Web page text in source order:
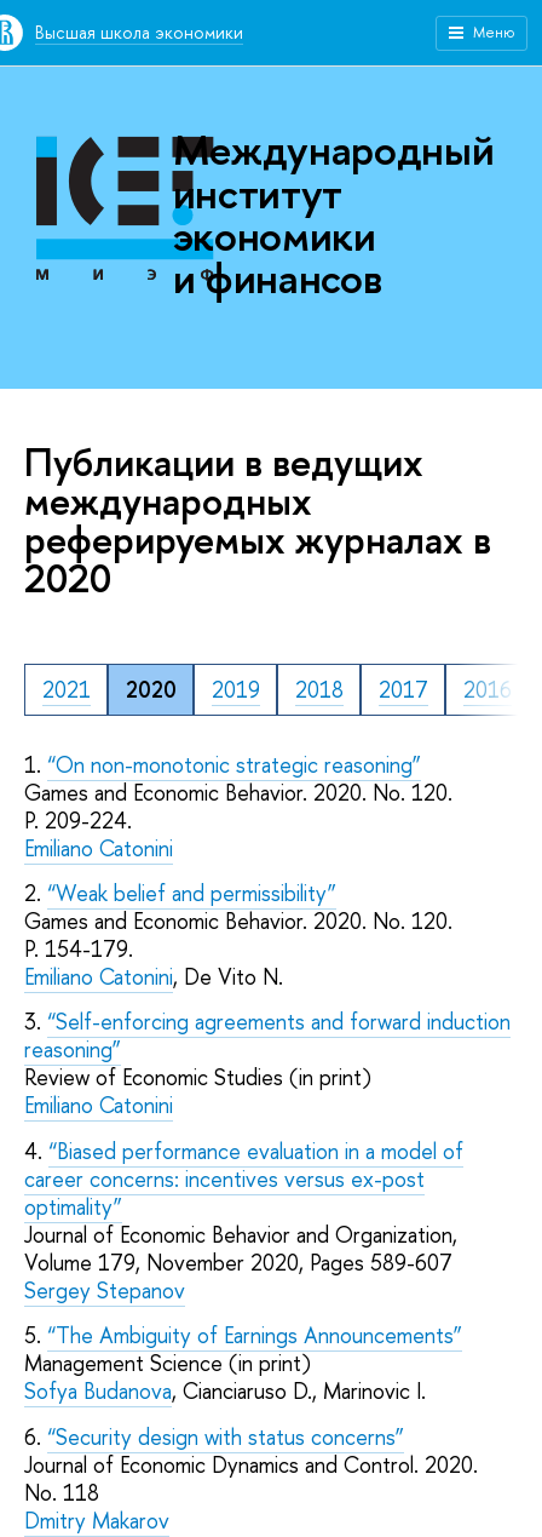
Высшая школа экономики Меню
Международный
институт
экономики
и финансов
Публикации в ведущих
международных
реферируемых журналах в
2020
2021 2020 2019 2018 2017 2016
1. “On non-monotonic strategic reasoning”
Games and Economic Behavior. 2020. No. 120.
P. 209-224.
Emiliano Catonini
2. “Weak belief and permissibility”
Games and Economic Behavior. 2020. No. 120.
P. 154-179.
Emiliano Catonini, De Vito N.
3. “Self-enforcing agreements and forward induction
reasoning”
Review of Economic Studies (in print)
Emiliano Catonini
4. “Biased performance evaluation in a model of
career concerns: incentives versus ex-post
optimality”
Journal of Economic Behavior and Organization,
Volume 179, November 2020, Pages 589-607
Sergey Stepanov
5. “The Ambiguity of Earnings Announcements”
Management Science (in print)
Sofya Budanova, Cianciaruso D., Marinovic I.
6. “Security design with status concerns”
Journal of Economic Dynamics and Control. 2020.
No. 118
Dmitry Makarov